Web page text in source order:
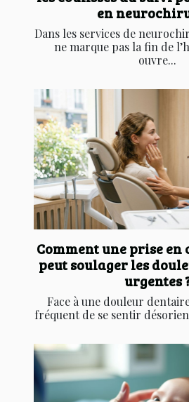
en
Dans les services de
ne marque pas la fin de
ouvre...
Comment une prise
peut soulager les
urgentes
Face à une douleur
fréquent de se sentir